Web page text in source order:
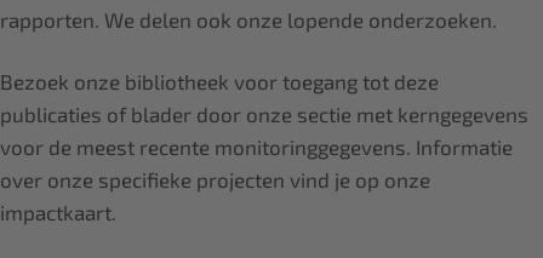
rapporten. We delen ook onze lopende onderzoeken.
Bezoek onze bibliotheek voor toegang tot deze
publicaties of blader door onze sectie met kerngegevens
voor de meest recente monitoringgegevens. Informatie
over onze specifieke projecten vind je op onze
impactkaart.